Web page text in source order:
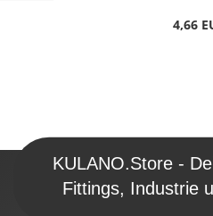
4,66
KULANO.Store -
Fittings, Industrie